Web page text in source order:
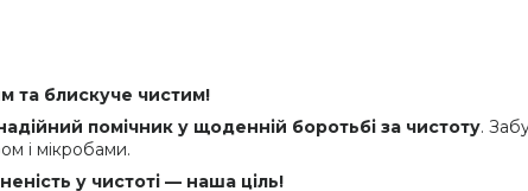
та блискуче чистим!
помічник у щоденній боротьбі за чистоту.
і мікробами.
у чистоті — наша ціль!